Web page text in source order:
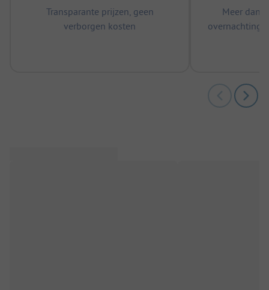
Transparante prijzen, geen
verborgen kosten
Meer dan